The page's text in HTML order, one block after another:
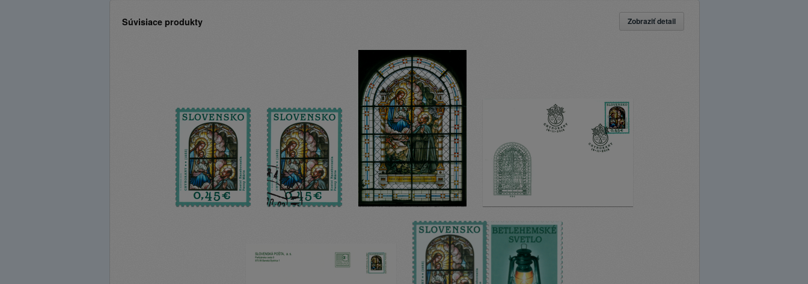
Súvisiace produkty Zobraziť detail